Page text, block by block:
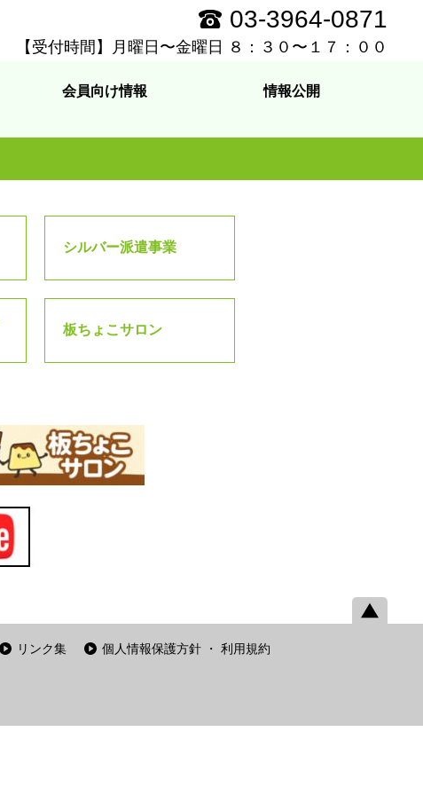
03-3964-0871
【受付時間】月曜日〜金曜日 ８：３０〜１７：００
会員向け情報 情報公開
シルバー派遣事業
板ちょこサロン
リンク集 個人情報保護方針 ・ 利用規約